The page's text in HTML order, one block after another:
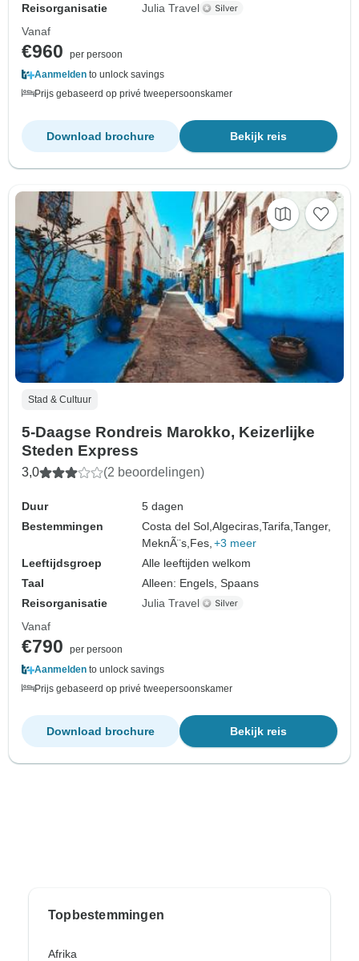
Reisorganisatie
Julia Travel
Vanaf
€960
per persoon
Aanmelden to unlock savings
Prijs gebaseerd op privé tweepersoonskamer
Bekijk reis
Download brochure
Stad & Cultuur
5-Daagse Rondreis Marokko, Keizerlijke
Steden Express
3,0 (2 beoordelingen)
Duur
5 dagen
Bestemmingen
Costa del Sol,Algeciras,Tarifa,Tanger,
MeknÃ¨s, Fes, +3 meer
Leeftijdsgroep
Alle leeftijden welkom
Taal
Alleen: Engels, Spaans
Reisorganisatie
Julia Travel
Vanaf
€790
per persoon
Aanmelden to unlock savings
Prijs gebaseerd op privé tweepersoonskamer
Bekijk reis
Download brochure
Topbestemmingen
Afrika